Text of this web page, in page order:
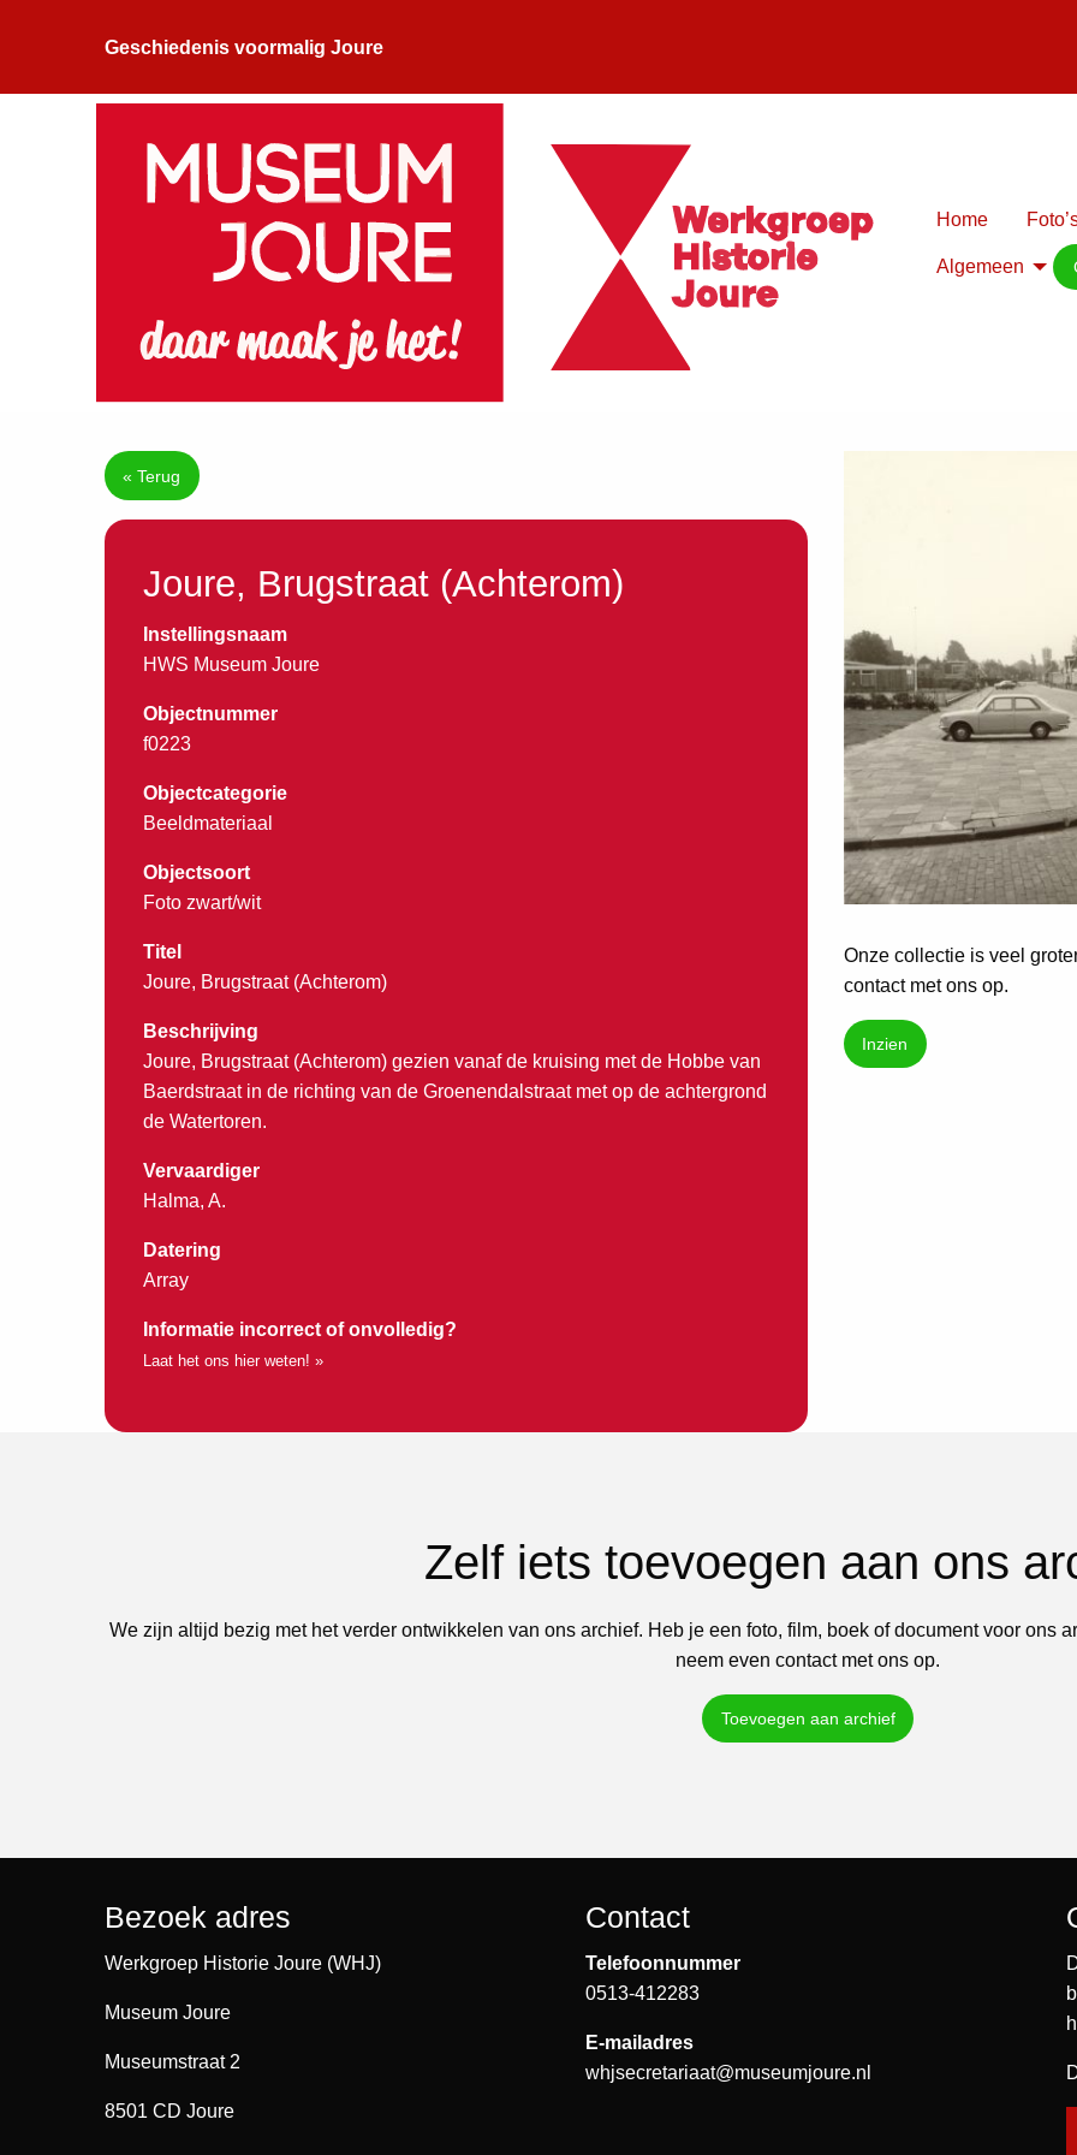
Geschiedenis voormalig Joure
Home
Algemeen
« Terug
Joure, Brugstraat (Achterom)
Instellingsnaam
HWS Museum Joure
Objectnummer
f0223
Objectcategorie
Beeldmateriaal
Objectsoort
Foto zwart/wit
Titel
Joure, Brugstraat (Achterom)
Beschrijving
Joure, Brugstraat (Achterom) gezien vanaf de kruising met de Hobbe van
Baerdstraat in de richting van de Groenendalstraat met op de achtergrond
de Watertoren.
Vervaardiger
Halma, A.
Datering
Array
Informatie incorrect of onvolledig?
Laat het ons hier weten! »
Onze collectie is veel
contact met ons op.
Inzien
Zelf iets toevoegen aan ons
We zijn altijd bezig met het verder ontwikkelen van ons archief. Heb je een foto, film, boek of document voor ons
neem even contact met ons op.
Toevoegen aan archief
Bezoek adres
Werkgroep Historie Joure (WHJ)
Museum Joure
Museumstraat 2
8501 CD Joure
Contact
Telefoonnummer
0513-412283
E-mailadres
whjsecretariaat@museumjoure.nl